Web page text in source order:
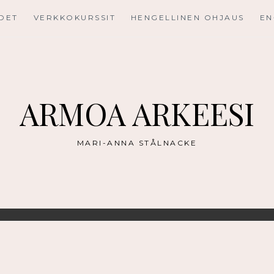
VERKKOKURSSIT HENGELLINEN OHJAUS
ARMOA ARKEESI
MARI-ANNA STÅLNACKE